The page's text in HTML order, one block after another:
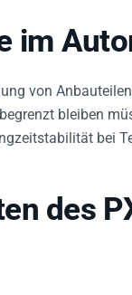
im
von
bleiben
bei
des